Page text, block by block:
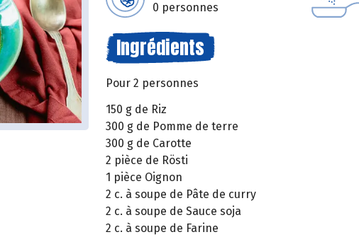
0 personnes
Ingrédients
Pour 2 personnes
150 g de Riz
300 g de Pomme de terre
300 g de Carotte
2 pièce de Rösti
1 pièce Oignon
2 c. à soupe de Pâte de curry
2 c. à soupe de Sauce soja
2 c. à soupe de Farine